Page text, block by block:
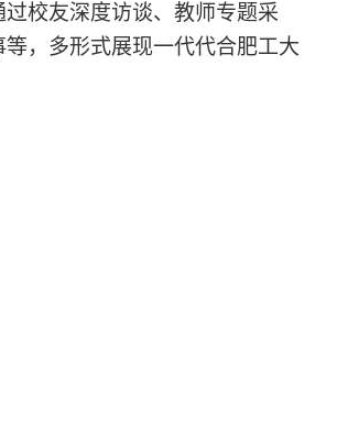
校友深度访谈、教师专题采
，多形式展现一代代合肥工大